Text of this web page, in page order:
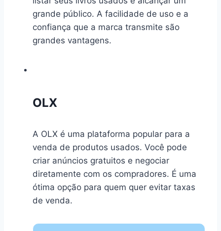
grande público. A facilidade de uso e a
confiança que a marca transmite são
grandes vantagens.
OLX
A OLX é uma plataforma popular para a
venda de produtos usados. Você pode
criar anúncios gratuitos e negociar
diretamente com os compradores. É uma
ótima opção para quem quer evitar taxas
de venda.